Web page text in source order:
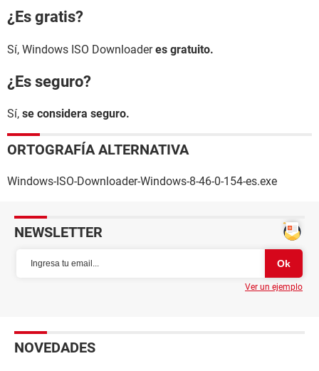
¿Es gratis?
Sí, Windows ISO Downloaderes gratuito.
¿Es seguro?
Sí, se considera seguro.
ORTOGRAFÍA ALTERNATIVA
Windows-ISO-Downloader-Windows-8-46-0-154-es.exe
NEWSLETTER
Ver un ejemplo
NOVEDADES